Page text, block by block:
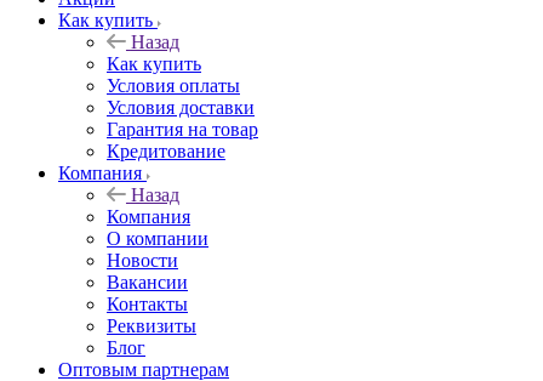
Как купить
Назад
Как купить
Условия оплаты
Условия доставки
Гарантия на товар
Кредитование
Компания
Назад
Компания
О компании
Новости
Вакансии
Контакты
Реквизиты
Блог
Оптовым партнерам